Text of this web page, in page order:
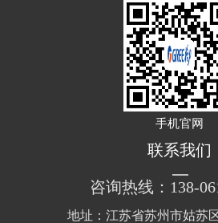
手机官网
联系我们
咨询热线：138-
地址：江苏省苏州市姑苏